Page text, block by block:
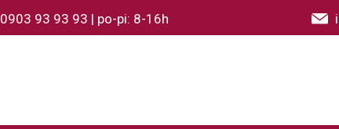
0903 93 93 93 | po-pi: 8-16h